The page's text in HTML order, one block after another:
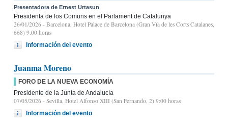
Presentadora de Ernest Urtasun
Presidenta de los Comuns en el Parlament de Catalunya
26/01/2026 - Barcelona, Hotel Palace de Barcelona (Gran Vía de les Corts Catalanes,
668) 9.00 horas
Información del evento
Juanma Moreno
FORO DE LA NUEVA ECONOMÍA
Presidente de la Junta de Andalucía
07/05/2026 - Sevilla, Hotel Alfonso XIII (San Fernando, 2) 9:00 horas
Información del evento